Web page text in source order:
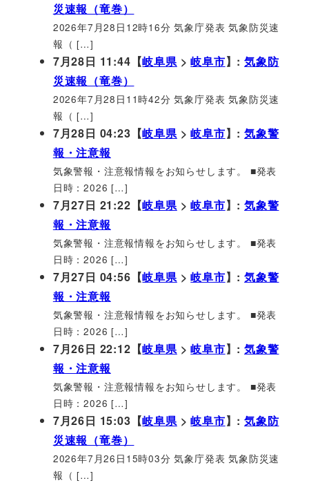
災速報（竜巻）
2026年7月28日12時16分 気象庁発表 気象防災速
報（ […]
7月28日 11:44【岐阜県>岐阜市】:気象防
災速報（竜巻）
2026年7月28日11時42分 気象庁発表 気象防災速
報（ […]
7月28日 04:23【岐阜県>岐阜市】:気象警
報・注意報
気象警報・注意報情報をお知らせします。 ■発表
日時：2026 […]
7月27日 21:22【岐阜県>岐阜市】:気象警
報・注意報
気象警報・注意報情報をお知らせします。 ■発表
日時：2026 […]
7月27日 04:56【岐阜県>岐阜市】:気象警
報・注意報
気象警報・注意報情報をお知らせします。 ■発表
日時：2026 […]
7月26日 22:12【岐阜県>岐阜市】:気象警
報・注意報
気象警報・注意報情報をお知らせします。 ■発表
日時：2026 […]
7月26日 15:03【岐阜県>岐阜市】:気象防
災速報（竜巻）
2026年7月26日15時03分 気象庁発表 気象防災速
報（ […]